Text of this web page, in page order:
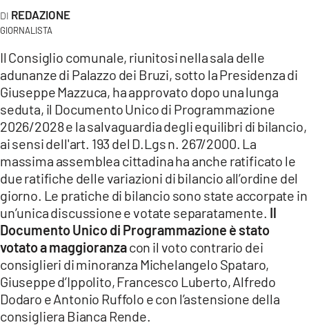
LACPLAY.IT
LACTV.IT
LACONAIR.IT
LACITYMAG.IT
ILREGGINO.IT
COSENZACHANNEL.IT
ILVIBONESE.IT
CATANZAROCHANNEL.IT
LACAPITALENEWS.IT
App
ANDROID
APPLE
REDAZIONE
GIORNALISTA
Il Consiglio comunale, riunitosi nella sala delle
adunanze di Palazzo dei Bruzi, sotto la Presidenza di
Giuseppe Mazzuca, ha approvato dopo una lunga
seduta, il Documento Unico di Programmazione
2026/2028 e la salvaguardia degli equilibri di bilancio,
ai sensi dell'art. 193 del D.Lgs n. 267/2000. La
massima assemblea cittadina ha anche ratificato le
due ratifiche delle variazioni di bilancio all’ordine del
giorno. Le pratiche di bilancio sono state accorpate in
un’unica discussione e votate separatamente. Il
Documento Unico di Programmazione è stato
votato a maggioranzacon il voto contrario dei
consiglieri di minoranza Michelangelo Spataro,
Giuseppe d’Ippolito, Francesco Luberto, Alfredo
Dodaro e Antonio Ruffolo e con l’astensione della
consigliera Bianca Rende.